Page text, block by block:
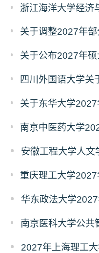
华东政法大学